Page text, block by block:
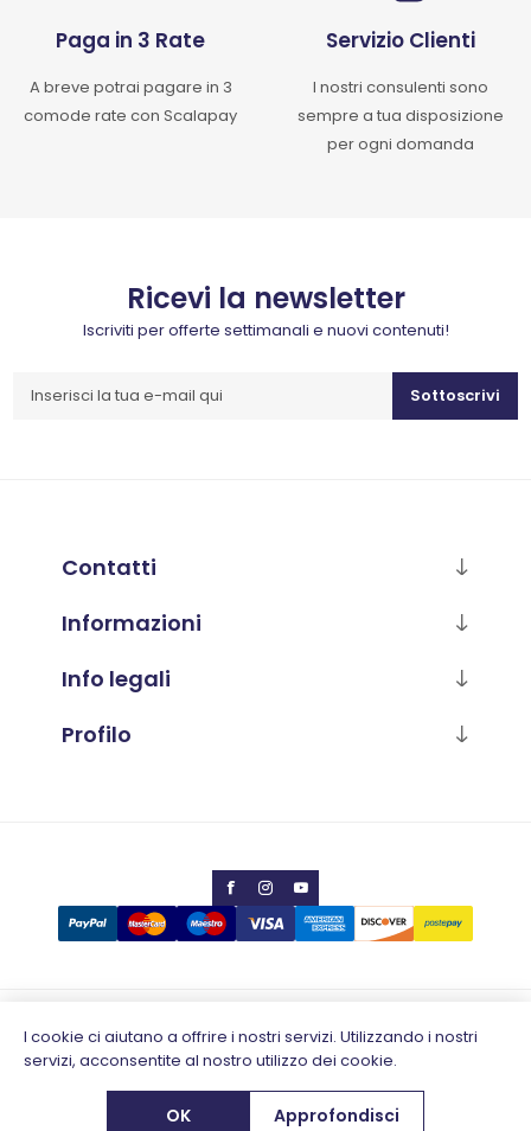
Paga in 3 Rate
A breve potrai pagare in 3
comode rate con Scalapay
Servizio Clienti
I nostri consulenti sono
sempre a tua disposizione
per ogni domanda
Ricevi la newsletter
Iscriviti per offerte settimanali e nuovi contenuti!
Sottoscrivi
Contatti
Informazioni
Info legali
Profilo
Copyright © 2026 Calabria Luana
Partita IVA 02796930648
Designed bye-direct.it
Powered by
nopCommerce
I cookie ci aiutano a offrire i nostri servizi. Utilizzando i nostri
servizi, acconsentite al nostro utilizzo dei cookie.
OK Approfondisci